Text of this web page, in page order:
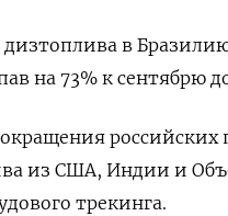
дизтоплива в
на 73% к сентябрю
российских
из США, Индии и
трекинга.